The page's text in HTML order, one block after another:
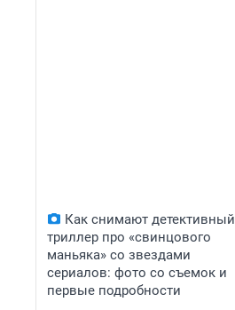
Как снимают детективный
триллер про «свинцового
маньяка» со звездами
сериалов: фото со съемок и
первые подробности